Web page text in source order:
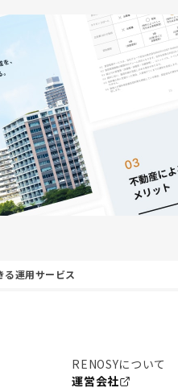
る運用サービス
RENOSYについて
運営会社